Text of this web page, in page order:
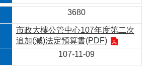
3680
市政大樓公管中心107年度第二次
追加(減)法定預算書(PDF)
107-11-09